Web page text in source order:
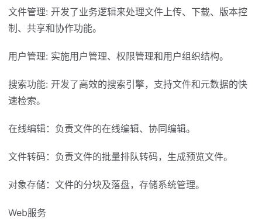
文件管理: 开发了业务逻辑来处理文件上传、下载、版本控
制、共享和协作功能。
用户管理: 实施用户管理、权限管理和用户组织结构。
搜索功能: 开发了高效的搜索引擎，支持文件和元数据的快
速检索。
在线编辑：负责文件的在线编辑、协同编辑。
文件转码：负责文件的批量排队转码，生成预览文件。
对象存储：文件的分块及落盘，存储系统管理。
Web服务